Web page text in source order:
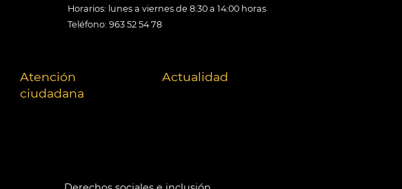
Horarios: lunes a viernes de 8:30 a 14:00 horas
Teléfono: 963 52 54 78
Atención
ciudadana
Actualidad